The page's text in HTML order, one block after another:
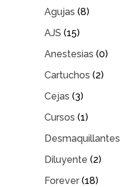
Agujas (8)
AJS (15)
Anestesias (0)
Cartuchos (2)
Cejas (3)
Cursos (1)
Desmaquillantes
Diluyente (2)
Forever (18)